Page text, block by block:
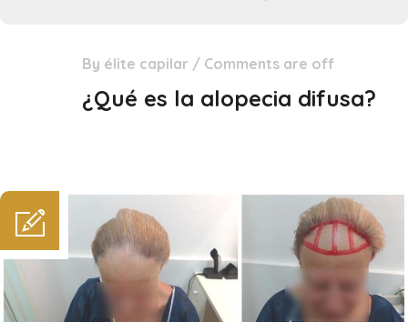
By élite capilar / Comments are off
¿Qué es la alopecia difusa?